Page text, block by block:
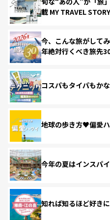
載 MY TRAVEL STORY
今、こんな旅がして
年絶対行くべき旅先
コスパもタイパもか
地球の歩き方♥偏愛
今年の夏はインスパ
知れば知るほど好き